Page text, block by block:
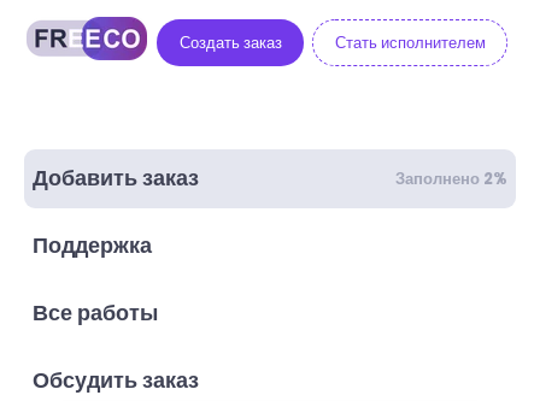
Создать заказ Стать исполнителем
Добавить заказ Заполнено 2%
Поддержка
Все работы
Обсудить заказ